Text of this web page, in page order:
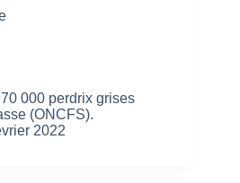
000 perdrix grises
(ONCFS).
2022